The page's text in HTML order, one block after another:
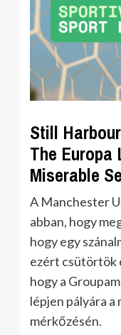
Still
The Europa
Miserable
A Manchester
abban, hogy
hogy egy
ezért csütörtök
hogy a
lépjen pályára
mérkőzésén.